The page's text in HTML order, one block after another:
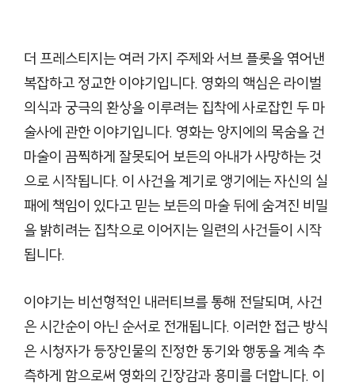
더 프레스티지는 여러 가지 주제와 서브 플롯을 엮어낸
복잡하고 정교한 이야기입니다. 영화의 핵심은 라이벌
의식과 궁극의 환상을 이루려는 집착에 사로잡힌 두 마
술사에 관한 이야기입니다. 영화는 앙지에의 목숨을 건
마술이 끔찍하게 잘못되어 보든의 아내가 사망하는 것
으로 시작됩니다. 이 사건을 계기로 앵기에는 자신의 실
패에 책임이 있다고 믿는 보든의 마술 뒤에 숨겨진 비밀
을 밝히려는 집착으로 이어지는 일련의 사건들이 시작
됩니다.
이야기는 비선형적인 내러티브를 통해 전달되며, 사건
은 시간순이 아닌 순서로 전개됩니다. 이러한 접근 방식
은 시청자가 등장인물의 진정한 동기와 행동을 계속 추
측하게 함으로써 영화의 긴장감과 흥미를 더합니다. 이